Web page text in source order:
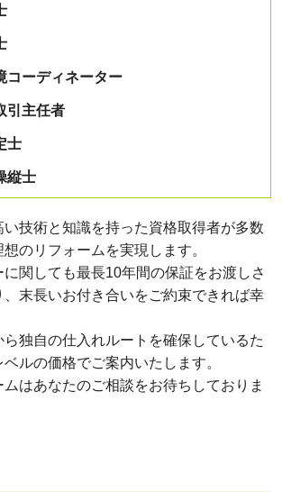
コーディネーター
引主任者
士
縦士
い技術と知識を持った資格取得者が多数
のリフォームを実現します。
関しても最長10年間の保証をお渡しさ
末長いお付き合いをご約束できれば幸
ら独自の仕入れルートを確保しているた
ルの価格でご案内いたします。
はあなたのご相談をお待ちしておりま